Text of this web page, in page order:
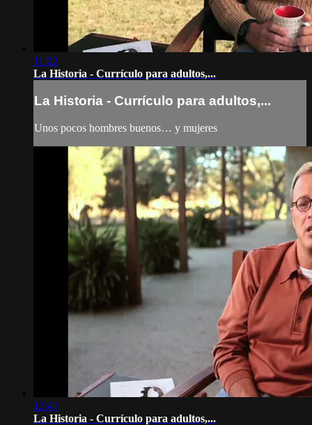
11:02
La Historia - Currículo para adultos,...
La Historia - Currículo para adultos,...
Unos pocos hombres buenos… y mujeres
12:41
La Historia - Currículo para adultos,...